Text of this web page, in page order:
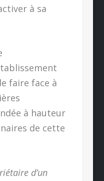
à sa
faire face à
à hauteur
de cette
d’un